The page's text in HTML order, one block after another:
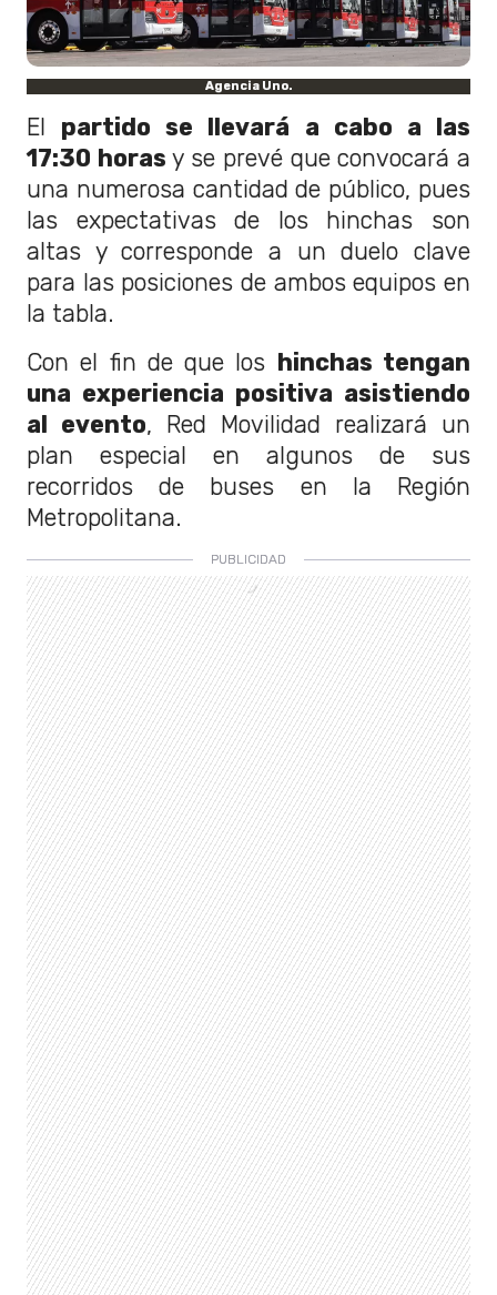
Agencia Uno.
El partido se llevará a cabo a las
17:30 horas y se prevé que convocará a
una numerosa cantidad de público, pues
las expectativas de los hinchas son
altas y corresponde a un duelo clave
para las posiciones de ambos equipos en
la tabla.
Con el fin de que los hinchas tengan
una experiencia positiva asistiendo
al evento, Red Movilidad realizará un
plan especial en algunos de sus
recorridos de buses en la Región
Metropolitana.